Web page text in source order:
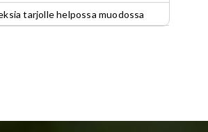
tarjolle helpossa muodossa